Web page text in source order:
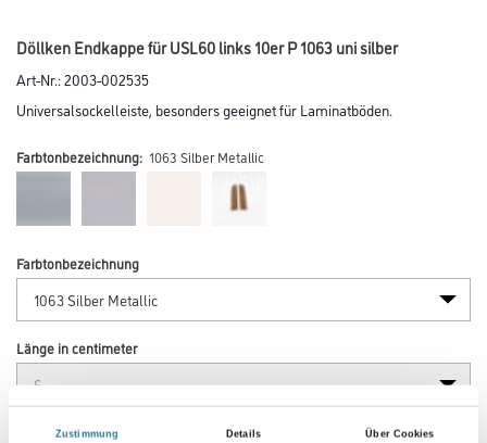
Zustimmung Details Über Cookies
Döllken Endkappe für USL60 links 10er P 1063 uni silber
Art-Nr.:2003-002535
Universalsockelleiste, besonders geeignet für Laminatböden.
Farbtonbezeichnung: 1063 Silber Metallic
Farbtonbezeichnung
Länge in centimeter
Breite in centimeter